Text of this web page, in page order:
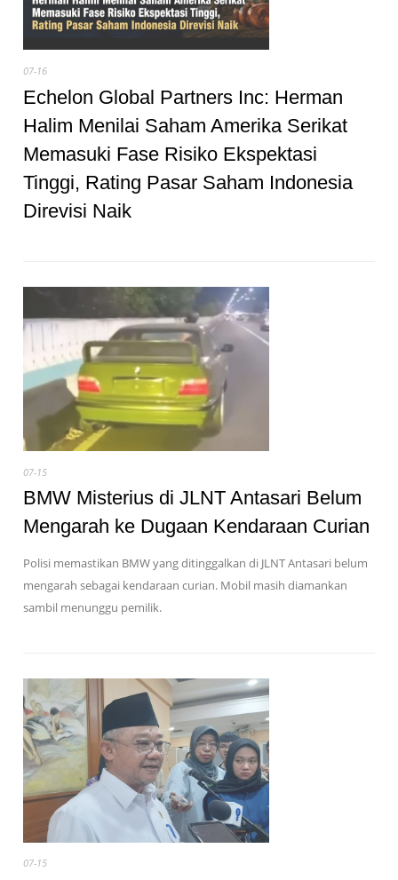
07-16
Echelon Global Partners Inc: Herman
Halim Menilai Saham Amerika Serikat
Memasuki Fase Risiko Ekspektasi
Tinggi, Rating Pasar Saham Indonesia
Direvisi Naik
07-15
BMW Misterius di JLNT Antasari Belum
Mengarah ke Dugaan Kendaraan Curian
Polisi memastikan BMW yang ditinggalkan di JLNT Antasari belum
mengarah sebagai kendaraan curian. Mobil masih diamankan
sambil menunggu pemilik.
07-15